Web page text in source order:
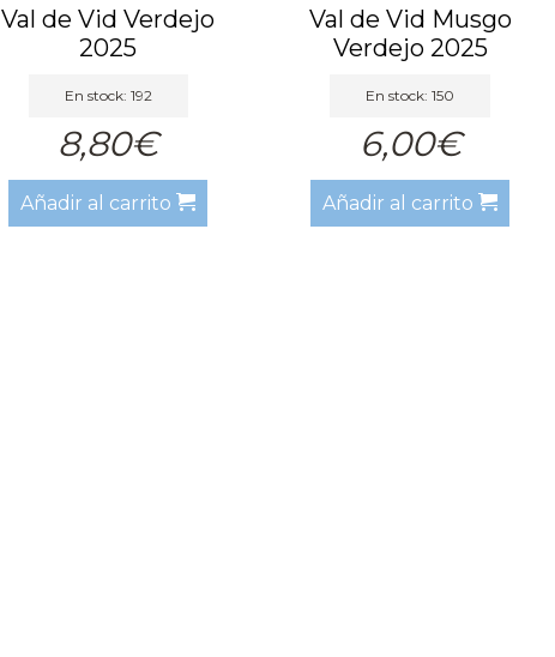
Val de Vid Verdejo
2025
En stock: 192
8,80€
Añadir al carrito
Val de Vid Musgo
Verdejo 2025
En stock: 150
6,00€
Añadir al carrito